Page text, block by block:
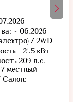
~ 06.2026
/ 2WD
- 21.5 кВт
209 л.с.
местный
Салон: